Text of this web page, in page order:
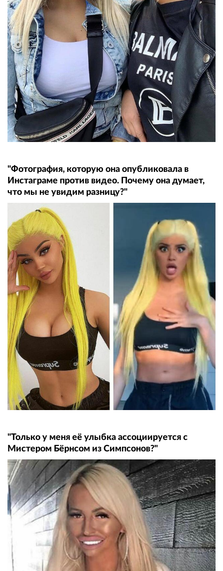
"Фотография, которую она опубликовала в
Инстаграме против видео. Почему она думает,
что мы не увидим разницу?"
"Только у меня её улыбка ассоциируется с
Мистером Бёрнсом из Симпсонов?"